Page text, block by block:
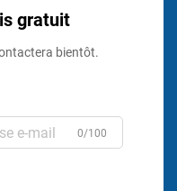
gratuit
bientôt.
0/100